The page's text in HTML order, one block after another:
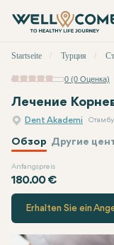
меню
Startseite Турция
0 (0 Оценка)
Лечение
Dent Akademi
Обзор Другие
Anfangspreis
180.00 €
Dent Akademi
Erhalten Sie ein